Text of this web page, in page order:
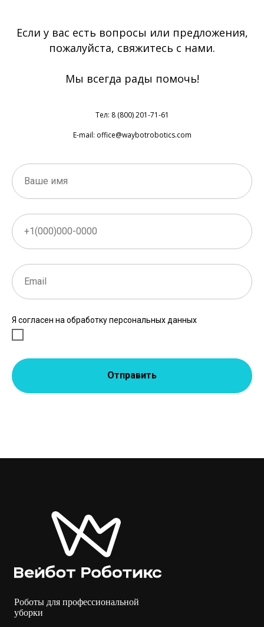
Если у вас есть вопросы или предложения,
пожалуйста, свяжитесь с нами.
Мы всегда рады помочь!
Тел: 8 (800) 201-71-61
E-mail: office@waybotrobotics.com
Я согласен на обработку персональных данных
Отправить
Роботы для профессиональной
уборки